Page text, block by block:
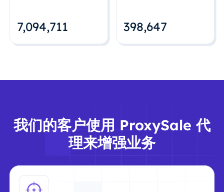
7,094,712 398,648
我们的客户使用 ProxySale 代
理来增强业务